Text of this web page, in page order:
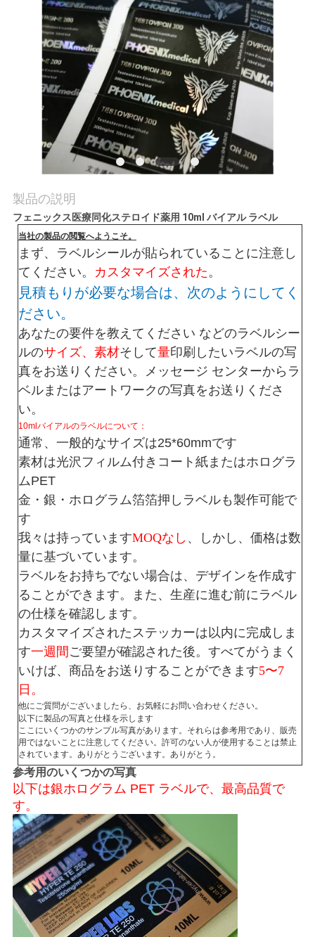
連
絡
し
な
さ
い
ニ
ュ
ー
ス
場
合
地
図
PRIVACY
POLICY
製品の説明
フェニックス医療同化ステロイド薬用 10ml バイアル ラベル
当社の製品の閲覧へようこそ。
まず、ラベルシールが貼られていることに注意し
てください。
カスタマイズされた。
見積もりが必要な場合は、次のようにしてく
ださい。
あなたの要件を教えてください などのラベルシー
ルのサイズ、素材そして量印刷したいラベルの写
真をお送りください。メッセージ センターからラ
ベルまたはアートワークの写真をお送りくださ
い。
10mlバイアルのラベルについて：
通常、一般的なサイズは25*60mmです
素材は光沢フィルム付きコート紙またはホログラ
ムPET
金・銀・ホログラム箔箔押しラベルも製作可能で
す
我々は持っていますMOQなし 、しかし、価格は数
量に基づいています。
ラベルをお持ちでない場合は、デザインを作成す
ることができます。また、生産に進む前にラベル
の仕様を確認します。
カスタマイズされたステッカーは以内に完成しま
す一週間 ご要望が確認された後。すべてがうまく
いけば、商品をお送りすることができます5〜7
日。
他にご質問がございましたら、お気軽にお問い合わせください。
以下に製品の写真と仕様を示します
ここにいくつかのサンプル写真があります。それらは参考用であり、販売
用ではないことに注意してください。許可のない人が使用することは禁止
されています。ありがとうございます。ありがとう。
参考用のいくつかの写真
以下は銀ホログラム PET ラベルで、最高品質で
す。